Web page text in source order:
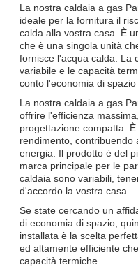
La nostra caldaia a gas
ideale per la fornitura il
calda alla vostra casa. È
che è una singola unità
fornisce l'acqua calda. La
variabile e le capacità
conto l'economia di
La nostra caldaia a gas
offrire l'efficienza
progettazione compatta.
rendimento, contribuendo
energia. Il prodotto è del
marca principale per le
caldaia sono variabili,
d'accordo la vostra casa.
Se state cercando un
di economia di spazio,
installata è la scelta
ed altamente efficiente
capacità termiche.